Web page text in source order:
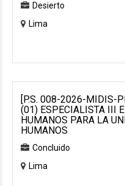
Desierto
Lima
[P.S. 008-2026-MIDIS-
(01) ESPECIALISTA III
HUMANOS PARA LA
HUMANOS
Concluido
Lima